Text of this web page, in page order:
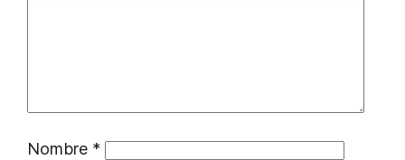
Nombre *